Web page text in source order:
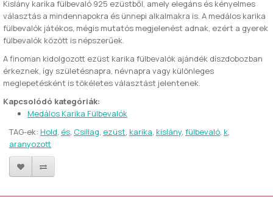
Kislány karika fülbevaló 925 ezüstből, amely elegáns és kényelmes
választás a mindennapokra és ünnepi alkalmakra is. A medálos karika
fülbevalók játékos, mégis mutatós megjelenést adnak, ezért a gyerek
fülbevalók között is népszerűek.
A finoman kidolgozott ezüst karika fülbevalók ajándék díszdobozban
érkeznek, így születésnapra, névnapra vagy különleges
meglepetésként is tökéletes választást jelentenek.
Kapcsolódó kategóriák:
Medálos Karika Fülbevalók
TAG-ek: Hold, és, Csillag, ezüst, karika, kislány, fülbevaló, k,
aranyozott